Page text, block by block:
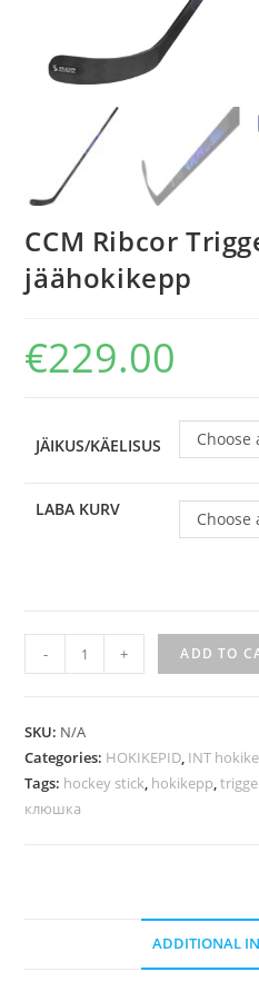
CCM Ribcor
jäähokikepp
€229.00
JÄIKUS/KÄELISUS Choose
LABA KURV Choose
- + ADD TO
SKU: N/A
Categories: HOKIKEPID, INT
Tags: hockey stick, hokikepp,
клюшка
ADDITIONAL